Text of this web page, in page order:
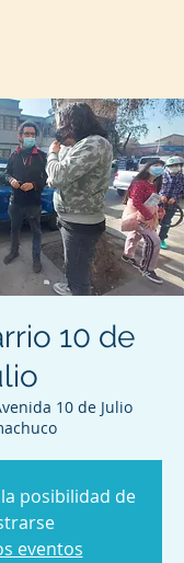
10 de
10 de Julio
posibilidad de
eventos